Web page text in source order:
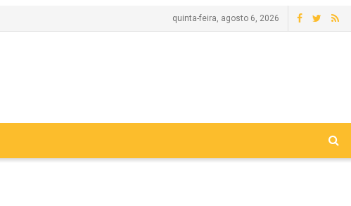
quinta-feira, agosto 6, 2026